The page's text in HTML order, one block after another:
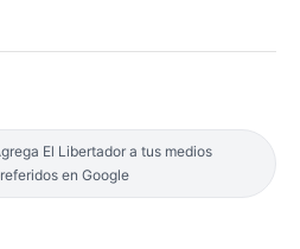
El Libertador a tus medios
en Google